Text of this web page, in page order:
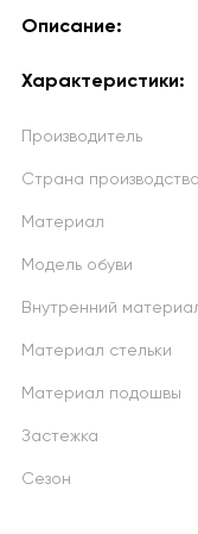
Описание:
Характеристики:
Производитель
Страна производства
Материал
Модель обуви
Внутренний
Материал стельки
Материал подошвы
Застежка
Сезон